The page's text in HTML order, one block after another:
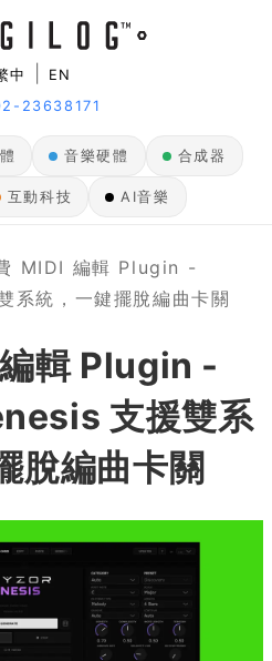
中
EN
23638171
音樂硬體 合成器
互動科技 AI音樂
MIDI 編輯 Plugin -
系統，一鍵擺脫編曲卡關
輯 Plugin -
支援雙系
脫編曲卡關